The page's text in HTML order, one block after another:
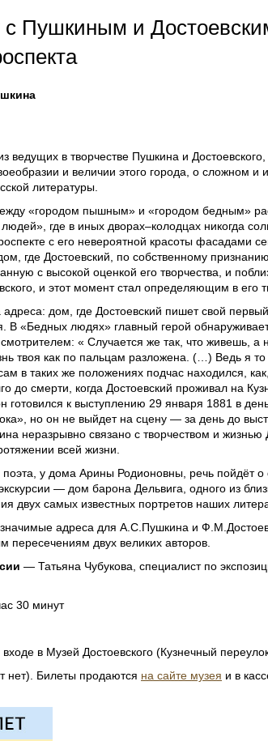
с Пушкиным и
ведущих в творчестве Пушкина и
и величии этого города, о сложном
литературы.
«городом пышным» и «городом бедным»
где в иных дворах–колодцах никогда
с его невероятной красоты фасадами
где Достоевский, по собственному
с высокой оценкой его творчества, и
и этот момент стал определяющим в его
адреса: дом, где Достоевский пишет свой
В «Бедных людях» главный герой
« Случается же так, что живешь, а
твоя как по пальцам разложена. (…) Ведь я
в таких же положениях подчас находился,
до смерти, когда Достоевский проживал на
готовился к выступлению 29 января 1881 в
но он не выйдет на сцену — за день до
неразрывно связано с творчеством и жизнью
всей жизни.
у дома Арины Родионовны, речь пойдёт о
— дом барона Дельвига, одного из
двух самых известных портретов наших
адреса для А.С.Пушкина и
пересечениям двух великих авторов.
— Татьяна Чубукова, специалист по
30 минут
в Музей Достоевского (Кузнечный
нет). Билеты продаются на сайте музея и в